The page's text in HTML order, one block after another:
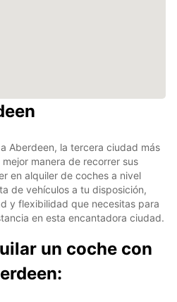
Aberdeen, la tercera ciudad más
manera de recorrer sus
en alquiler de coches a nivel
de vehículos a tu disposición,
y flexibilidad que necesitas para
en esta encantadora ciudad.
un coche con